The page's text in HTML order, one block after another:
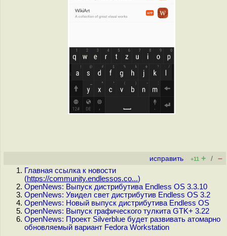
исправить +11 + / –
Главная ссылка к новости
(https://community.endlessos.co...)
OpenNews: Выпуск дистрибутива Endless OS 3.3.10
OpenNews: Увидел свет дистрибутив Endless OS 3.2
OpenNews: Новый выпуск дистрибутива Endless OS
OpenNews: Выпуск графического тулкита GTK+ 3.22
OpenNews: Проект Silverblue будет развивать атомарно
обновляемый вариант Fedora Workstation